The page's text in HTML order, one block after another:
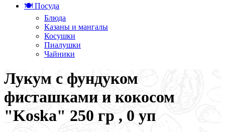
🍽️ Посуда
Блюда
Казаны и мангалы
Косушки
Пиалушки
Чайники
Лукум с фундуком
фисташками и кокосом
"Koska" 250 гр , 0 уп